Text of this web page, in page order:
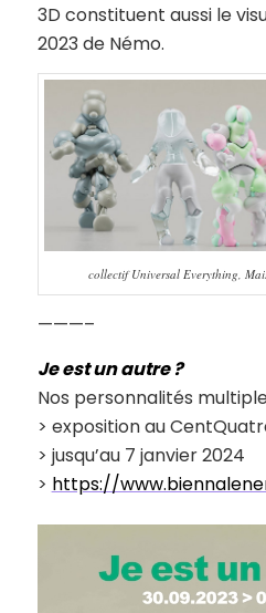
3D constituent aussi le
2023 de Némo.
collectif Universal Everything,
———–
Je est un autre ?
Nos personnalités
> exposition au
> jusqu’au 7 janvier 2024
> https://